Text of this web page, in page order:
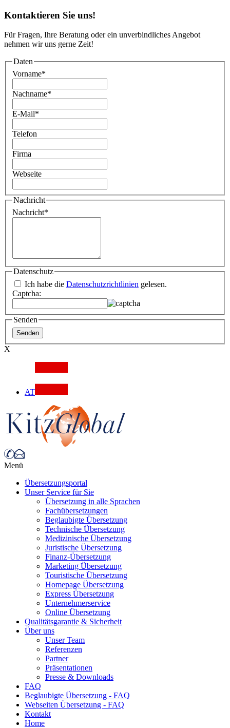
Kontaktieren Sie uns!
Für Fragen, Ihre Beratung oder ein unverbindliches Angebot
nehmen wir uns gerne Zeit!
Daten
Vorname*
Nachname*
E-Mail*
Telefon
Firma
Webseite
Nachricht
Nachricht*
Datenschutz
Ich habe die Datenschutzrichtlinien gelesen.
Captcha:
Senden
X
AT
Menü
Übersetzungsportal
Unser Service für Sie
Übersetzung in alle Sprachen
Fachübersetzungen
Beglaubigte Übersetzung
Technische Übersetzung
Medizinische Übersetzung
Juristische Übersetzung
Finanz-Übersetzung
Marketing Übersetzung
Touristische Übersetzung
Homepage Übersetzung
Express Übersetzung
Unternehmerservice
Online Übersetzung
Qualitätsgarantie & Sicherheit
Über uns
Unser Team
Referenzen
Partner
Präsentationen
Presse & Downloads
FAQ
Beglaubigte Übersetzung - FAQ
Webseiten Übersetzung - FAQ
Kontakt
Home